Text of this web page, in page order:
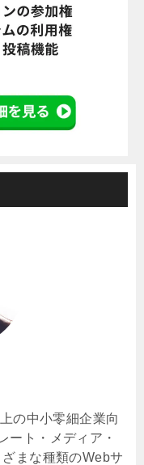
の中小零細企業向
ート・メディア・
まな種類のWebサ